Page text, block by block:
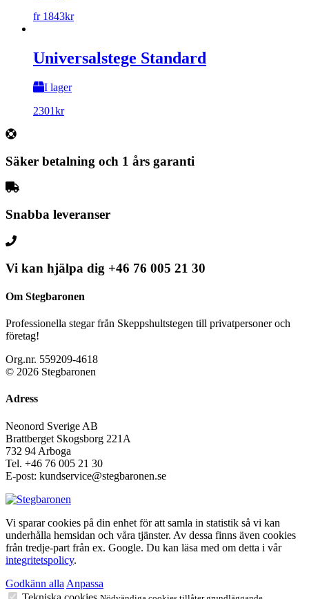
fr 1843kr
Universalstege Standard
I lager
2301kr
Säker betalning och 1 års garanti
Snabba leveranser
Vi kan hjälpa dig +46 76 005 21 30
Om Stegbaronen
Professionella stegar från Skeppshultstegen till privatpersoner och
företag!
Org.nr. 559209-4618
© 2026 Stegbaronen
Adress
Neonord Sverige AB
Brattberget Skogsborg 221A
732 94 Arboga
Tel. +46 76 005 21 30
E-post: kundservice@stegbaronen.se
Vi sparar cookies på din enhet för att samla in statistik så vi kan
underhålla hemsidan och våra tjänster. Av dessa finns även cookies
från tredje-part från ex. Google. Du kan läsa med om detta i vår
integritetspolicy.
Godkänn alla Anpassa